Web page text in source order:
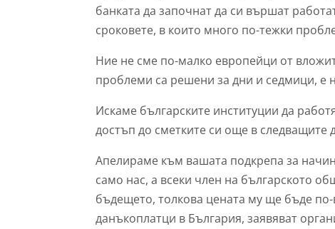
банката да започнат да си вършат
сроковете, в които много по-тежки
Ние не сме по-малко европейци от
проблеми са решени за дни и седмици, е
Искаме българските институции да
достъп до сметките си още в следващите
Апелираме към вашата подкрепа за
само нас, а всеки член на българското
бъдещето, толкова цената му ще бъде
данъкоплатци в България, заявяват